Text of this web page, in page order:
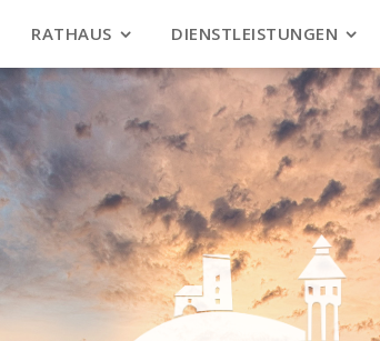
RATHAUS DIENSTLEISTUNGEN